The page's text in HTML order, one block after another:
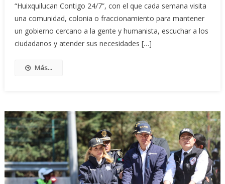
“Huixquilucan Contigo 24/7”, con el que cada semana visita
una comunidad, colonia o fraccionamiento para mantener
un gobierno cercano a la gente y humanista, escuchar a los
ciudadanos y atender sus necesidades […]
Más...